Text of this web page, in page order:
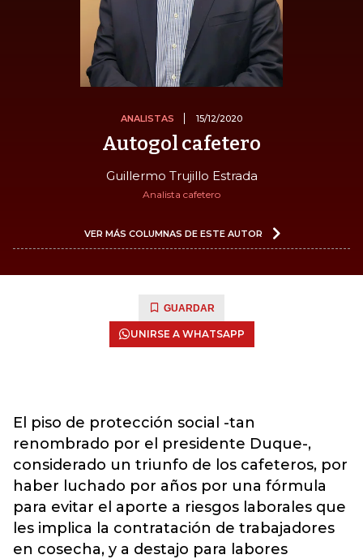
ANALISTAS 15/12/2020
Autogol cafetero
Guillermo Trujillo Estrada
Analista cafetero
VER MÁS COLUMNAS DE ESTE AUTOR
GUARDAR
UNIRSE A WHATSAPP
El piso de protección social -tan
renombrado por el presidente Duque-,
considerado un triunfo de los cafeteros, por
haber luchado por años por una fórmula
para evitar el aporte a riesgos laborales que
les implica la contratación de trabajadores
en cosecha, y a destajo para labores